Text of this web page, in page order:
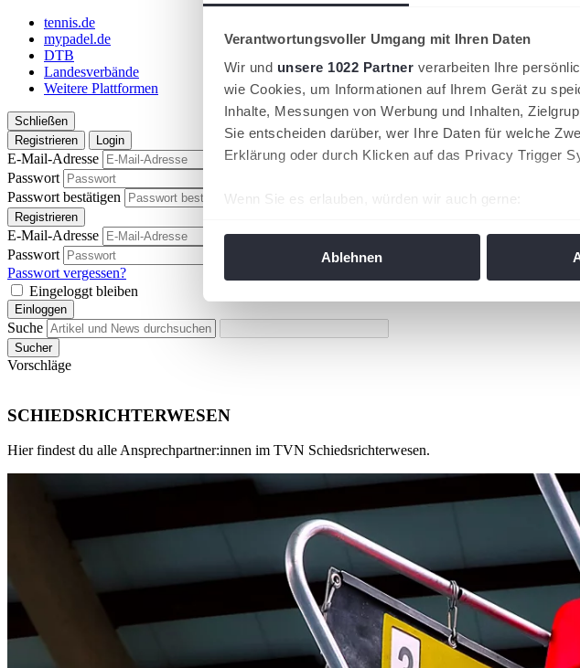
Verantwortungsvoller Umgang mit Ihren Daten
Wir und unsere 1022 Partner verarbeiten Ihre
wie Cookies, um Informationen auf Ihrem Gerät zu
Inhalte, Messungen von Werbung und Inhalten,
Sie entscheiden darüber, wer Ihre Daten für welche
Erklärung oder durch Klicken auf das Privacy Trigger
Wenn Sie es erlauben, würden wir auch gerne:
Wir verwenden Cookies, um Inhalte und Anzeigen zu
der Dienste gesammelt haben. Die
angepasst werden.
Ablehnen
tennis.de
mypadel.de
DTB
Landesverbände
Weitere Plattformen
Schließen
Registrieren
Login
E-Mail-Adresse
Passwort
Passwort bestätigen
Passwort anzeigen
Registrieren
E-Mail-Adresse
Passwort
Passwort anzeigen
Passwort vergessen?
Eingeloggt bleiben
Einloggen
Suche
Sucher
Vorschläge
SCHIEDSRICHTERWESEN
Hier findest du alle Ansprechpartner:innen im TVN Schiedsrichterwesen.